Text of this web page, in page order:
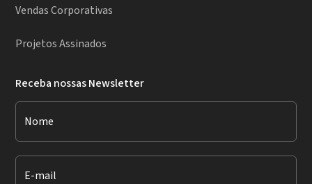
Vendas Corporativas
Projetos Assinados
Receba nossas Newsletter
Nome
E-mail